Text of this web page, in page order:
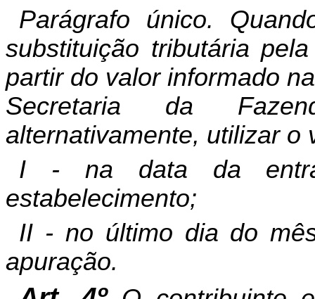
Parágrafo único.
substituição tributária
partir do valor informado
Secretaria da
alternativamente, utilizar o
I - na data da
estabelecimento;
II - no último dia do
apuração.